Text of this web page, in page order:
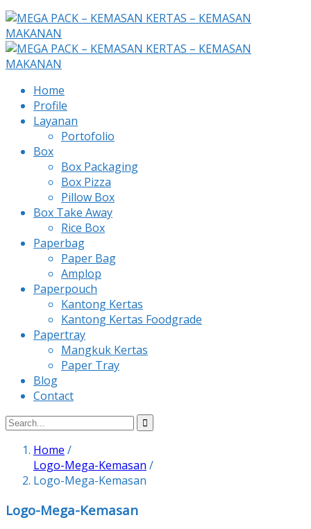
Home
Profile
Layanan
Portofolio
Box
Box Packaging
Box Pizza
Pillow Box
Box Take Away
Rice Box
Paperbag
Paper Bag
Amplop
Paperpouch
Kantong Kertas
Kantong Kertas Foodgrade
Papertray
Mangkuk Kertas
Paper Tray
Blog
Contact
Home /
Logo-Mega-Kemasan /
Logo-Mega-Kemasan
Logo-Mega-Kemasan